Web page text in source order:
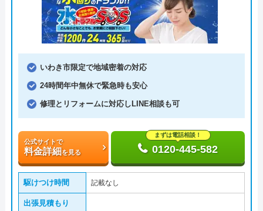
いわき市限定で地域密着の対応
24時間年中無休で緊急時も安心
修理とリフォームに対応しLINE相談も可
公式サイトで
料金詳細を見る
まずは電話相談！
0120-445-582
駆けつけ時間 記載なし
出張見積もり